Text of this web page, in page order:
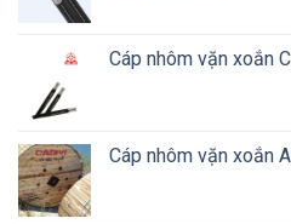
Cáp nhôm vặn xoắn
Cáp nhôm vặn xoắn